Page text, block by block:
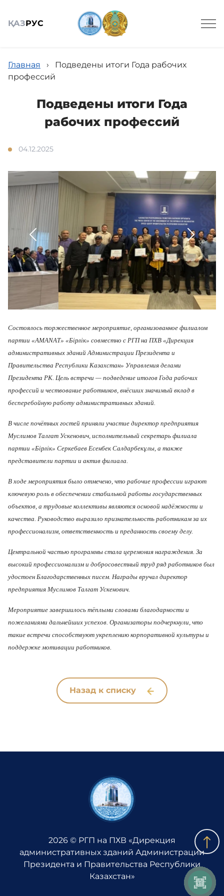
ҚАЗРУС
Общие сведения
Услуга
Памятка для сотрудника
Противодействие коррупции
Новости
Адалдық алаңы
Единый словарь
Версия для слабовидящих
Главная ›
Подведены итоги Года рабочих
профессий
Подведены итоги Года
рабочих профессий
04.12.2025
Состоялось торжественное мероприятие, организованное филиалом
партии «AMANAT» «Бірлік» совместно с РГП на ПХВ «Дирекция
административных зданий Администрации Президента и
Правительства Республики Казахстан» Управления делами
Президента РК. Цель встречи — подведение итогов Года рабочих
профессий и чествование работников, внёсших значимый вклад в
бесперебойную работу административных зданий.
В числе почётных гостей приняли участие директор предприятия
Муслимов Талгат Ускенович, исполнительный секретарь филиала
партии «Бірлік» Серкебаев Есенбек Салдарбекұлы, а также
представители партии и актив филиала.
В ходе мероприятия было отмечено, что рабочие профессии играют
ключевую роль в обеспечении стабильной работы государственных
объектов, а трудовые коллективы являются основой надёжности и
качества. Руководство выразило признательность работникам за их
профессионализм, ответственность и преданность своему делу.
Центральной частью программы стала церемония награждения. За
высокий профессионализм и добросовестный труд ряд работников был
удостоен Благодарственных писем. Награды вручал директор
предприятия Муслимов Талгат Ускенович.
Мероприятие завершилось тёплыми словами благодарности и
пожеланиями дальнейших успехов. Организаторы подчеркнули, что
такие встречи способствуют укреплению корпоративной культуры и
поддержке мотивации работников.
Назад к списку
2026 © РГП на ПХВ «Дирекция
административных зданий Администрации
Президента и Правительства Республики
Казахстан»